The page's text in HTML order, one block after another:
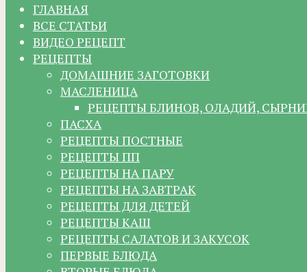
ГЛАВНАЯ
ВСЕ СТАТЬИ
ВИДЕО РЕЦЕПТ
РЕЦЕПТЫ
ДОМАШНИЕ ЗАГОТОВКИ
МАСЛЕНИЦА
РЕЦЕПТЫ БЛИНОВ, ОЛАДИЙ,
ПАСХА
РЕЦЕПТЫ ПОСТНЫЕ
РЕЦЕПТЫ ПП
РЕЦЕПТЫ НА ПАРУ
РЕЦЕПТЫ НА ЗАВТРАК
РЕЦЕПТЫ ДЛЯ ДЕТЕЙ
РЕЦЕПТЫ КАШ
РЕЦЕПТЫ САЛАТОВ И ЗАКУСОК
ПЕРВЫЕ БЛЮДА